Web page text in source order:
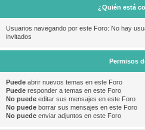
¿Quién está
Usuarios navegando por este Foro: No hay
invitados
Permisos
Puede abrir nuevos temas en este Foro
Puede responder a temas en este Foro
No puede editar sus mensajes en este Foro
No puede borrar sus mensajes en este Foro
No puede enviar adjuntos en este Foro